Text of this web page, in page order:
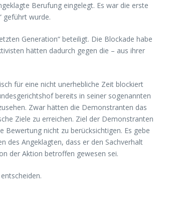
Berufung eingelegt. Es war die erste
geführt wurde.
Generation“ beteiligt. Die Blockade habe
hätten dadurch gegen die – aus ihrer
für eine nicht unerhebliche Zeit blockiert
bereits in seiner sogenannten
Zwar hätten die Demonstranten das
Ziele zu erreichen. Ziel der Demonstranten
Bewertung nicht zu berücksichtigen. Es gebe
des Angeklagten, dass er den Sachverhalt
der Aktion betroffen gewesen sei.